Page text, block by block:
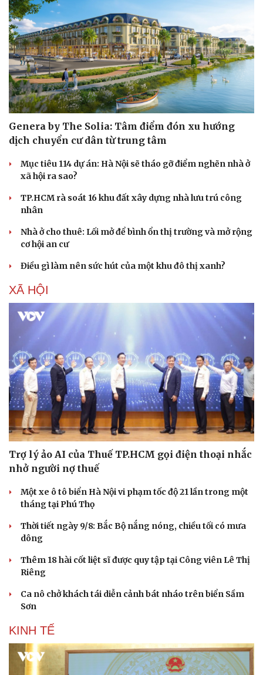
Sức khỏe
Dinh dưỡng - món ngon
Sản phụ khoa
Nhi khoa
Làm đẹp - giảm cân
Phòng mạch online
Ăn sạch sống khỏe
Đời sống
Nhà đẹp
Blog
Tình yêu - Gia đình
Genera by The Solia: Tâm điểm đón xu hướng
dịch chuyển cư dân từ trung tâm
Mục tiêu 114 dự án: Hà Nội sẽ tháo gỡ điểm nghẽn nhà ở
xã hội ra sao?
TP.HCM rà soát 16 khu đất xây dựng nhà lưu trú công
nhân
Nhà ở cho thuê: Lối mở để bình ổn thị trường và mở rộng
cơ hội an cư
Điều gì làm nên sức hút của một khu đô thị xanh?
XÃ HỘI
Trợ lý ảo AI của Thuế TP.HCM gọi điện thoại nhắc
nhở người nợ thuế
Một xe ô tô biển Hà Nội vi phạm tốc độ 21 lần trong một
tháng tại Phú Thọ
Thời tiết ngày 9/8: Bắc Bộ nắng nóng, chiều tối có mưa
dông
Thêm 18 hài cốt liệt sĩ được quy tập tại Công viên Lê Thị
Riêng
Ca nô chở khách tái diễn cảnh bát nháo trên biển Sầm
Sơn
KINH TẾ